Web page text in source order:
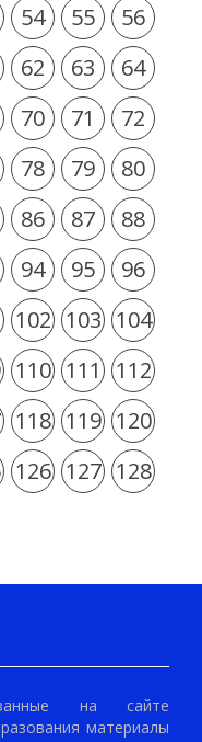
54 55
56
62 63
64
70 71
72
78 79
80
86 87
88
94 95
96
102 103 104
110 111 112
118 119 120
126 127 128
на сайте
материалы